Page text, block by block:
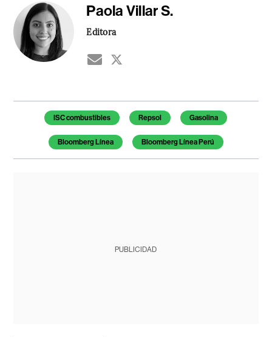
Paola Villar S.
Editora
Temas de este artículo
ISC combustibles Repsol Gasolina
Bloomberg Línea Bloomberg Línea Perú
PUBLICIDAD